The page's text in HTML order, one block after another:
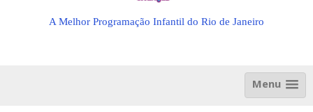
A Melhor Programação Infantil do Rio de Janeiro
Menu